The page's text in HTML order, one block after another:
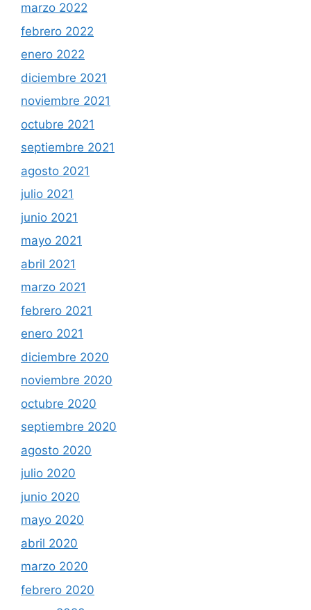
marzo 2022
febrero 2022
enero 2022
diciembre 2021
noviembre 2021
octubre 2021
septiembre 2021
agosto 2021
julio 2021
junio 2021
mayo 2021
abril 2021
marzo 2021
febrero 2021
enero 2021
diciembre 2020
noviembre 2020
octubre 2020
septiembre 2020
agosto 2020
julio 2020
junio 2020
mayo 2020
abril 2020
marzo 2020
febrero 2020